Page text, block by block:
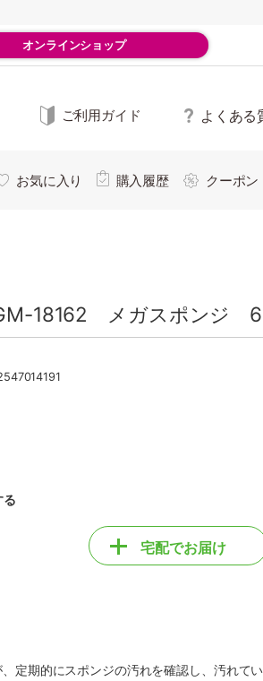
オンラインショップ
ご利用ガイド よくある
お気に入り 購入履歴 クーポン
18162 メガスポンジ
る
宅配でお届け
定期的にスポンジの汚れを確認し、汚れて